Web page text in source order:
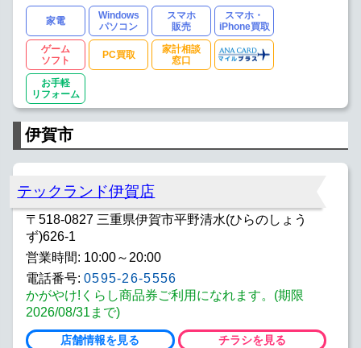
家電
Windows
パソコン
スマホ
販売
スマホ・
iPhone買取
ゲーム
ソフト
PC買取
家計相談
窓口
お手軽
リフォーム
伊賀市
テックランド伊賀店
〒518-0827 三重県伊賀市平野清水(ひらのしょう
ず)626-1
営業時間: 10:00～20:00
電話番号: 0595-26-5556
かがやけ!くらし商品券ご利用になれます。(期限
2026/08/31まで)
店舗情報を見る チラシを見る